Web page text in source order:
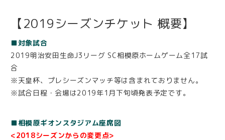
【2019シーズンチケット 概要】
■対象試合
2019明治安田生命J3リーグ SC相模原ホームゲーム全17試
合
※天皇杯、プレシーズンマッチ等は含まれておりません。
※試合日程・会場は2019年1月下旬頃発表予定です。
■相模原ギオンスタジアム座席図
<2018シーズンからの変更点>